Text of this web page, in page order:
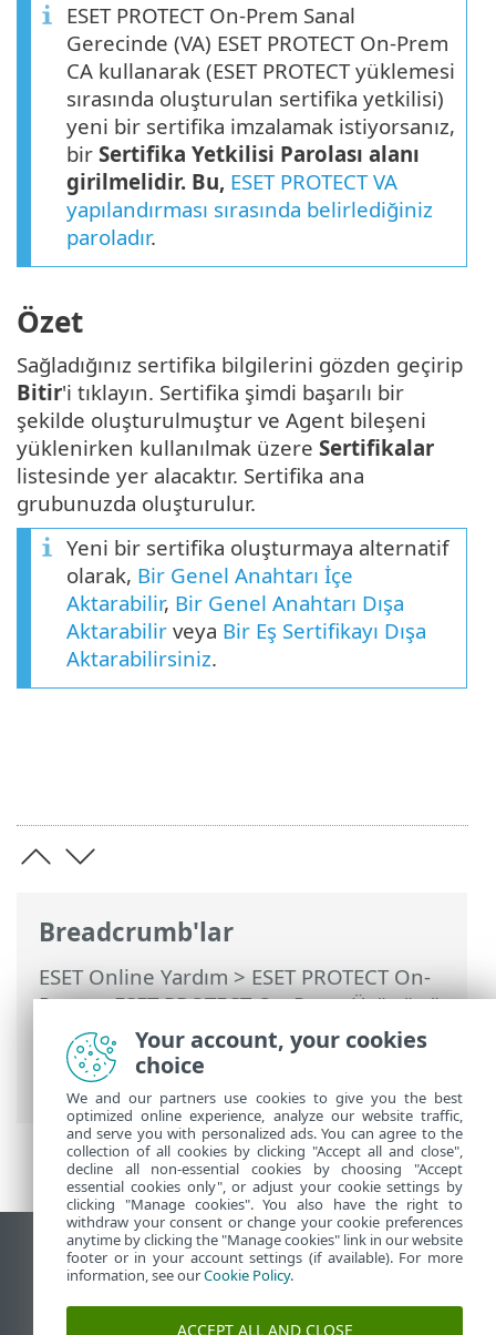
Breadcrumb'lar
ESET Online Yardım > ESET PROTECT On-
Prem>ESET PROTECT On-Prem Ürününü
Kullanma
>ESET PROTECT On-Prem Ana
Menü> Daha Fazla Sertifikalar
Aktarma > Yeni bir sertifika oluşturma
ESET PROTECT On-Prem Sanal
Gerecinde (VA) ESET PROTECT On-Prem
CA kullanarak (ESET PROTECT yüklemesi
sırasında oluşturulan sertifika yetkilisi)
yeni bir sertifika imzalamak istiyorsanız,
bir Sertifika Yetkilisi Parolası alanı
girilmelidir. Bu, ESET PROTECT VA
yapılandırması sırasında belirlediğiniz
paroladır.
Özet
Sağladığınız sertifika bilgilerini gözden geçirip
Bitir'i tıklayın. Sertifika şimdi başarılı bir
şekilde oluşturulmuştur ve Agent bileşeni
yüklenirken kullanılmak üzere Sertifikalar
listesinde yer alacaktır. Sertifika ana
grubunuzda oluşturulur.
Yeni bir sertifika oluşturmaya alternatif
olarak, Bir Genel Anahtarı İçe
Aktarabilir, Bir Genel Anahtarı Dışa
Aktarabilir veya Bir Eş Sertifikayı Dışa
Aktarabilirsiniz.
Masaüstü sitesini görüntüle
End of Life
ESET Bilgi Bankası
Your account, your cookies
choice
We and our partners use cookies to give you the best
optimized online experience, analyze our website traffic,
and serve you with personalized ads. You can agree to the
collection of all cookies by clicking "Accept all and close",
decline all non-essential cookies by choosing "Accept
essential cookies only", or adjust your cookie settings by
clicking "Manage cookies". You also have the right to
withdraw your consent or change your cookie preferences
anytime by clicking the "Manage cookies" link in our website
footer or in your account settings (if available). For more
information, see ourCookie Policy.
ACCEPT ALL AND CLOSE